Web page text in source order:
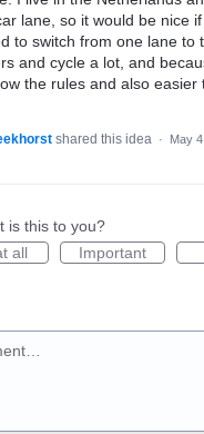
lane, so it would be nice
to switch from one lane
and cycle a lot, and
the rules and also
shared this idea · May
is this to you?
all
Important